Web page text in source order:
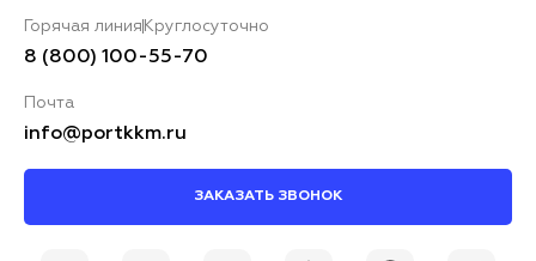
Горячая линия Круглосуточно
8 (800) 100-55-70
Почта
info@portkkm.ru
ЗАКАЗАТЬ ЗВОНОК